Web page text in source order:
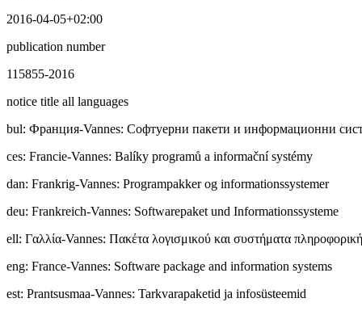
2016-04-05+02:00
publication number
115855-2016
notice title all languages
bul: Фpaнция-Vannes: Софтуерни пакети и информационни
ces: Francie-Vannes: Balíky programů a informační systémy
dan: Frankrig-Vannes: Programpakker og informationssystemer
deu: Frankreich-Vannes: Softwarepaket und Informationssysteme
ell: Γαλλία-Vannes: Πακέτα λογισμικού και συστήματα
eng: France-Vannes: Software package and information systems
est: Prantsusmaa-Vannes: Tarkvarapaketid ja infosüsteemid